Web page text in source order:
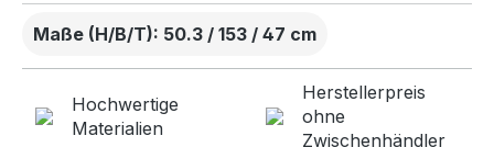
Maße (H/B/T): 50.3 / 153 / 47 cm
Hochwertige
Materialien
Herstellerpreis
ohne
Zwischenhändler